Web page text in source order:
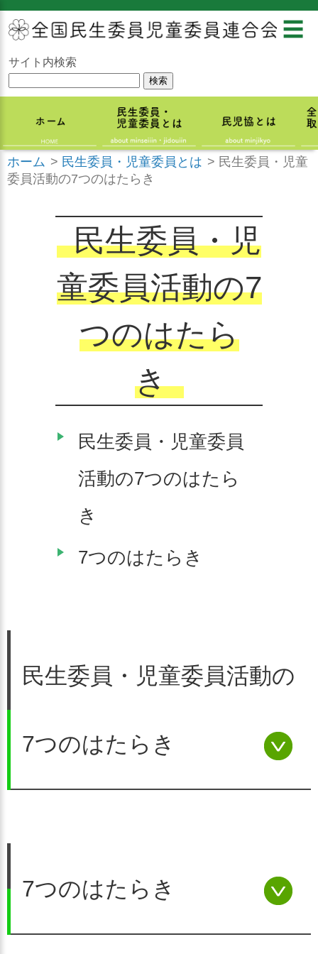
☰
サイト内検索
ホーム > 民生委員・児童委員とは > 民生委員・児童
委員活動の7つのはたらき
民生委員・児
童委員活動の7
つのはたら
き
民生委員・児童委員
活動の7つのはたら
き
7つのはたらき
民生委員・児童委員活動の
7つのはたらき
福祉の担い手として、住民
7つのはたらき